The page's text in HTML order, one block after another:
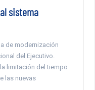
sistema
de modernización
del Ejecutivo.
limitación del tiempo
las nuevas